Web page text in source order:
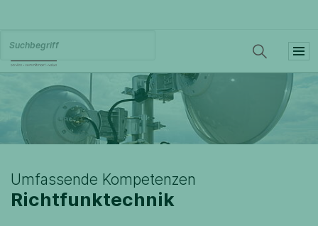
Umfassende Kompetenzen
Richtfunktechnik